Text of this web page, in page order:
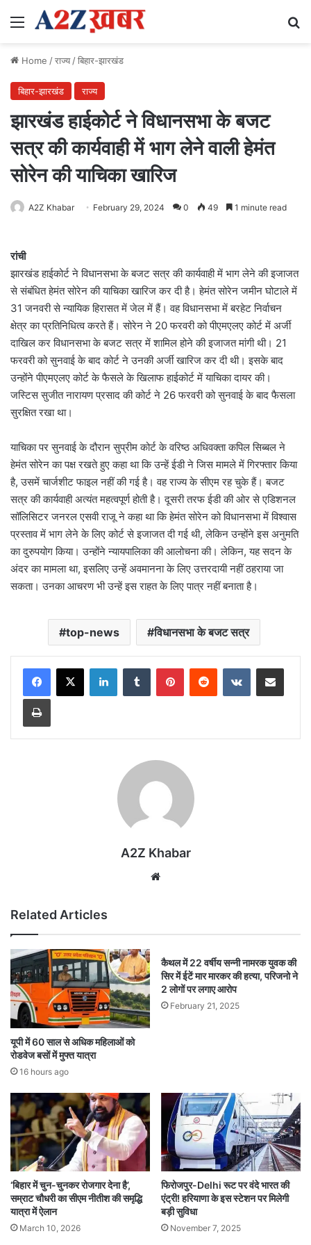
Menu
Home /राज्य/बिहार-झारखंड
बिहार-झारखंड राज्य
झारखंड हाईकोर्ट ने विधानसभा के बजट
सत्र की कार्यवाही में भाग लेने वाली हेमंत
सोरेन की याचिका खारिज
A2Z Khabar February 29, 2024 0 49 1 minute read
रांची
झारखंड हाईकोर्ट ने विधानसभा के बजट सत्र की कार्यवाही में भाग लेने की इजाजत
से संबंधित हेमंत सोरेन की याचिका खारिज कर दी है। हेमंत सोरेन जमीन घोटाले में
31 जनवरी से न्यायिक हिरासत में जेल में हैं। वह विधानसभा में बरहेट निर्वाचन
क्षेत्र का प्रतिनिधित्व करते हैं। सोरेन ने 20 फरवरी को पीएमएलए कोर्ट में अर्जी
दाखिल कर विधानसभा के बजट सत्र में शामिल होने की इजाजत मांगी थी। 21
फरवरी को सुनवाई के बाद कोर्ट ने उनकी अर्जी खारिज कर दी थी। इसके बाद
उन्होंने पीएमएलए कोर्ट के फैसले के खिलाफ हाईकोर्ट में याचिका दायर की।
जस्टिस सुजीत नारायण प्रसाद की कोर्ट ने 26 फरवरी को सुनवाई के बाद फैसला
सुरक्षित रखा था।
याचिका पर सुनवाई के दौरान सुप्रीम कोर्ट के वरिष्ठ अधिवक्ता कपिल सिब्बल ने
हेमंत सोरेन का पक्ष रखते हुए कहा था कि उन्हें ईडी ने जिस मामले में गिरफ्तार किया
है, उसमें चार्जशीट फाइल नहीं की गई है। वह राज्य के सीएम रह चुके हैं। बजट
सत्र की कार्यवाही अत्यंत महत्वपूर्ण होती है। दूसरी तरफ ईडी की ओर से एडिशनल
सॉलिसिटर जनरल एसवी राजू ने कहा था कि हेमंत सोरेन को विधानसभा में विश्वास
प्रस्ताव में भाग लेने के लिए कोर्ट से इजाजत दी गई थी, लेकिन उन्होंने इस अनुमति
का दुरुपयोग किया। उन्होंने न्यायपालिका की आलोचना की। लेकिन, यह सदन के
अंदर का मामला था, इसलिए उन्हें अवमानना के लिए उत्तरदायी नहीं ठहराया जा
सकता। उनका आचरण भी उन्हें इस राहत के लिए पात्र नहीं बनाता है।
top-news विधानसभा के बजट सत्र
LinkedInTumblr PinterestReddit VKontakteShare via Email
Print
A2Z Khabar
Related Articles
यूपी में 60 साल से अधिक महिलाओं को
रोडवेज बसों में मुफ्त यात्रा
16 hours ago
कैथल में 22 वर्षीय सन्नी नामरक युवक की
सिर में ईटें मार मारकर की हत्या, परिजनो ने
2 लोगों पर लगाए आरोप
February 21, 2025
‘बिहार में चुन-चुनकर रोजगार देना है’,
सम्राट चौधरी का सीएम नीतीश की समृद्धि
यात्रा में ऐलान
March 10, 2026
फिरोजपुर-Delhi रूट पर वंदे भारत की
एंट्री! हरियाणा के इस स्टेशन पर मिलेगी
बड़ी सुविधा
November 7, 2025